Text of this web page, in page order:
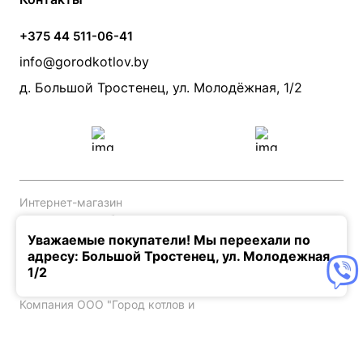
Банные печи
Камины и печи
Насосы
Дымоходы
Статьи
Акции
Производители
Монтаж систем отопления
Прайс по монтажу систем отопления
Проект систем отопления
+375 44 511-06-41
info@gorodkotlov.by
д. Большой Тростенец, ул. Молодёжная, 1/2
Интернет-магазин
отопительного оборудования
Интернет-магазин gorodkotlov.by
зарегистрирован в Торговом
Компания ООО "Город котлов и
Уважаемые покупатели! Мы переехали по
адресу: Большой Тростенец, ул. Молодежная,
1/2